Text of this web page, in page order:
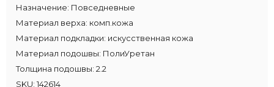
Назначение: Повседневные
Материал верха: комп.кожа
Материал подкладки: искусственная кожа
Материал подошвы: ПолиУретан
Толщина подошвы: 2.2
SKU: 142614